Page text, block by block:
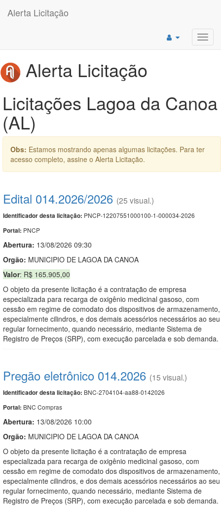
Alerta Licitação
Alerta Licitação
Licitações Lagoa da Canoa
(AL)
Obs: Estamos mostrando apenas algumas licitações. Para ter
acesso completo, assine o Alerta Licitação.
Edital 014.2026/2026 (25 visual.)
Identificador desta licitação: PNCP-12207551000100-1-000034-2026
Portal: PNCP
Abertura: 13/08/2026 09:30
Orgão: MUNICIPIO DE LAGOA DA CANOA
Valor: R$ 165.905,00
O objeto da presente licitação é a contratação de empresa
especializada para recarga de oxigênio medicinal gasoso, com
cessão em regime de comodato dos dispositivos de armazenamento,
especialmente cilindros, e dos demais acessórios necessários ao seu
regular fornecimento, quando necessário, mediante Sistema de
Registro de Preços (SRP), com execução parcelada e sob demanda.
Pregão eletrônico 014.2026 (15 visual.)
Identificador desta licitação: BNC-2704104-aa88-0142026
Portal: BNC Compras
Abertura: 13/08/2026 10:00
Orgão: MUNICIPIO DE LAGOA DA CANOA
O objeto da presente licitação é a contratação de empresa
especializada para recarga de oxigênio medicinal gasoso, com
cessão em regime de comodato dos dispositivos de armazenamento,
especialmente cilindros, e dos demais acessórios necessários ao seu
regular fornecimento, quando necessário, mediante Sistema de
Registro de Preços (SRP), com execução parcelada e sob demanda.